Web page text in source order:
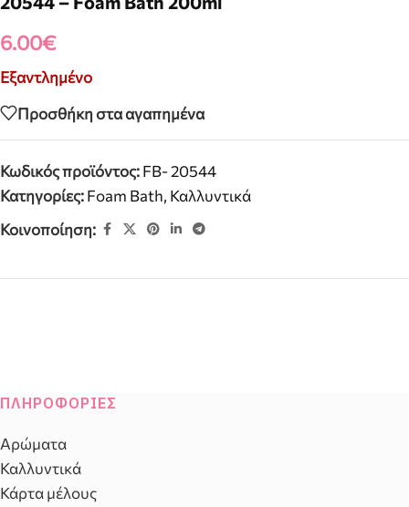
6.00€
Εξαντλημένο
Προσθήκη στα αγαπημένα
Κωδικός προϊόντος:FB- 20544
Κατηγορίες:Foam Bath, Καλλυντικά
Κοινοποίηση:
ΠΛΗΡΟΦΟΡΊΕΣ
Αρώματα
Καλλυντικά
Κάρτα μέλους